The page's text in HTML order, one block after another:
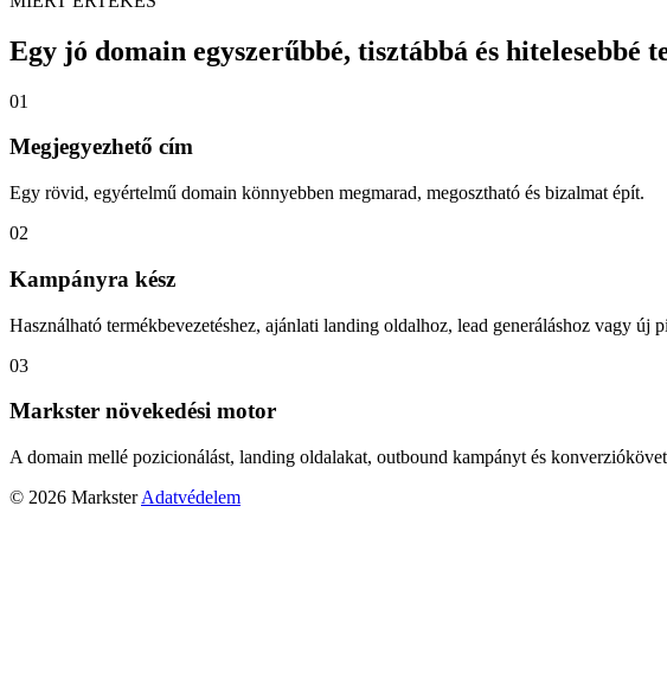
Egy jó domain egyszerűbbé, tisztábbá és hitelesebbé
01
Megjegyezhető cím
Egy rövid, egyértelmű domain könnyebben megmarad, megosztható és bizalmat épít.
02
Kampányra kész
Használható termékbevezetéshez, ajánlati landing oldalhoz, lead generáláshoz vagy új
03
Markster növekedési motor
A domain mellé pozicionálást, landing oldalakat, outbound kampányt és
© 2026 Markster Adatvédelem